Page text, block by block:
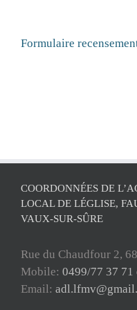
Formulaire
COORDONNÉES DE
LOCAL DE LÉGLISE,
VAUX-SUR-SÛRE
Rue du Chaudfour 2,
Mobile: 0499/77 37 71
Email: